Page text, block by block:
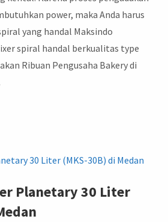
power, maka Anda harus
yang handal Maksindo
spiral handal berkualitas type
Ribuan Pengusaha Bakery di
Planetary 30 Liter